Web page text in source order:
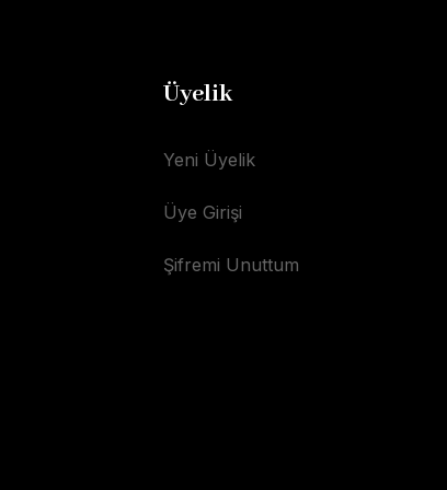
Üyelik
Yeni Üyelik
Üye Girişi
Şifremi Unuttum